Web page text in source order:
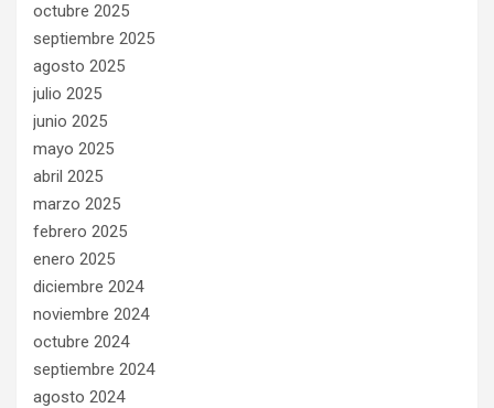
octubre 2025
septiembre 2025
agosto 2025
julio 2025
junio 2025
mayo 2025
abril 2025
marzo 2025
febrero 2025
enero 2025
diciembre 2024
noviembre 2024
octubre 2024
septiembre 2024
agosto 2024